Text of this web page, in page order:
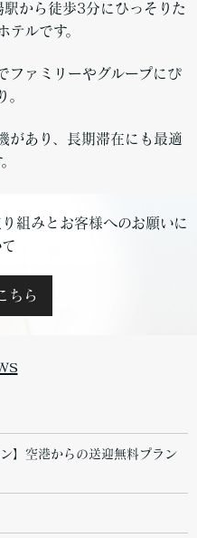
から徒歩3分にひっそりた
テルです。
ファミリーやグループにぴ
。
があり、長期滞在にも最適
組みとお客様へのお願いに
ちら
】空港からの送迎無料プラン